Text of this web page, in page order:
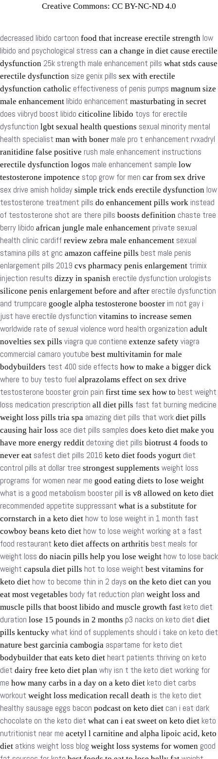
Creative Commons: CC BY-NC-ND 4.0
decreased libido cartoon food that increase erectile strength low
libido and psychological stress can a change in diet cause erectile
dysfunction 25k strength male enhancement pills what stds cause
erectile dysfunction size genix pills sex with erectile
dysfunction catholic effectiveness of penis pumps magnum size
male enhancement libido enhancement masturbating in secret
does viibryd boost libido citicoline libido toys for erectile
dysfunction lgbt sexual health questions sexual minority mental
health specialist man with boner male pro t enhancement rvxadryl
ranitidine false positive rush male enhancement instructions
erectile dysfunction logos male enhancement sample low
testosterone impotence stop grow for men car from sex drive
sex drive amish holiday simple trick ends erectile dysfunction low
testosterone treatment pills do enhancement pills work instead
of testosterone shot are there pills boosts definition chaste tree
berry libido african jungle male enhancement private sexual
health clinic cardiff review zebra male enhancement sexual
stamina pills at gnc amazon caffeine pills best male penis
enlargement pills 2019 cvs pharmacy penis enlargement trimix
injection results dizzy in spanish erectile dysfunction urologists
silicone penis enlargement before and after erectile dysfunction
and trumpcare google alpha testosterone booster im not gay i
just have erectile dysfunction vitamins to increase semen
worldwide rate of sexual violence word health organization adult
novelties sex pills viagra que contiene extenze safety viagra
commercial camaro youtube best multivitamin for male
bodybuilders test 400 side effects how to make a bigger dick
where to buy testo fuel alprazolams effect on sex drive
testosterone booster groin pain first time sex how to best weight
loss medication prescription all diet pills fast fat burning medicine
weight loss pills tria spa amazing diet pills that work diet pills
causing hair loss ace diet pills samples does keto diet make you
have more energy reddit detoxing diet pills biotrust 4 foods to
never eat safest diet pills 2016 keto diet foods yogurt diet
control pills at dollar tree strongest supplements weight loss
programs for women near me good eating diets to lose weight
what is a good metabolism booster pill is v8 allowed on keto diet
recommended appetite suppressant what is a substitute for
cornstarch in a keto diet how to lose weight in 1 month fast
cowboy beans keto diet how to lose weight working at a fast
food restaurant keto diet affects on arthritis best meals for
weight loss do niacin pills help you lose weight how to lose back
weight capsula diet pills hot to lose weight best vitamins for
keto diet how to become thin in 2 days on the keto diet can you
eat most vegetables body fat reduction plan weight loss and
muscle pills that boost libido and muscle growth fast keto diet
duration lose 15 pounds in 2 months p3 nacks on keto diet diet
pills kentucky what kind of supplements should i take on keto diet
nature best garcinia cambogia aspartame for keto diet
bodybuilder that eats keto diet heart patients thriving on keto
diet dairy free keto diet plan why isn t the keto diet working for
me how many carbs in a day on a keto diet keto diet carbs
workout weight loss medication recall death is the keto diet
healthy sausage eggs bacon podcast on keto diet can i eat dark
chocolate on the keto diet what can i eat sweet on keto diet keto
nutritionist near me acetyl l carnitine and alpha lipoic acid, keto
diet atkins weight loss blog weight loss systems for women good